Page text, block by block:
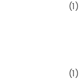
(1)
(1)